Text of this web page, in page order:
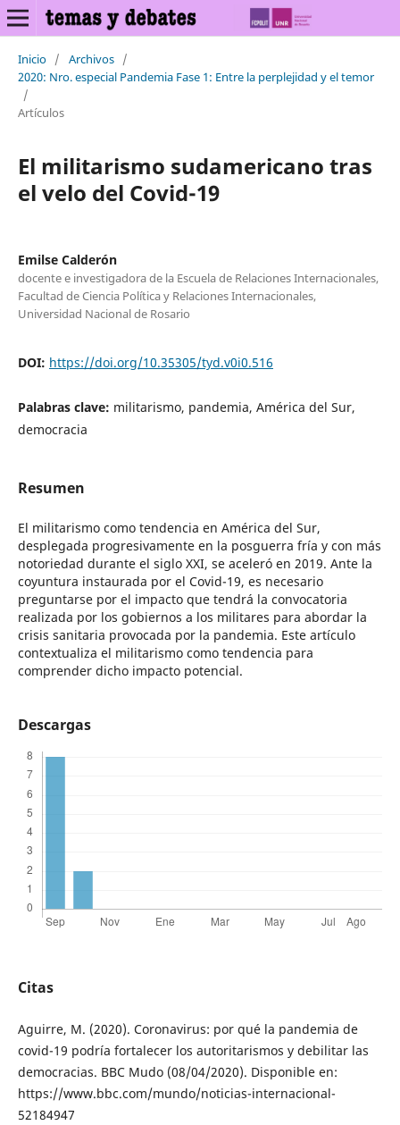
Inicio / Archivos /
2020: Nro. especial Pandemia Fase 1: Entre la perplejidad y el temor
/
Artículos
El militarismo sudamericano tras
el velo del Covid-19
Emilse Calderón
docente e investigadora de la Escuela de Relaciones Internacionales,
Facultad de Ciencia Política y Relaciones Internacionales,
Universidad Nacional de Rosario
DOI: https://doi.org/10.35305/tyd.v0i0.516
Palabras clave: militarismo, pandemia, América del Sur,
democracia
Resumen
El militarismo como tendencia en América del Sur,
desplegada progresivamente en la posguerra fría y con más
notoriedad durante el siglo XXI, se aceleró en 2019. Ante la
coyuntura instaurada por el Covid-19, es necesario
preguntarse por el impacto que tendrá la convocatoria
realizada por los gobiernos a los militares para abordar la
crisis sanitaria provocada por la pandemia. Este artículo
contextualiza el militarismo como tendencia para
comprender dicho impacto potencial.
Descargas
Citas
Aguirre, M. (2020). Coronavirus: por qué la pandemia de
covid-19 podría fortalecer los autoritarismos y debilitar las
democracias. BBC Mudo (08/04/2020). Disponible en:
https://www.bbc.com/mundo/noticias-internacional-
52184947